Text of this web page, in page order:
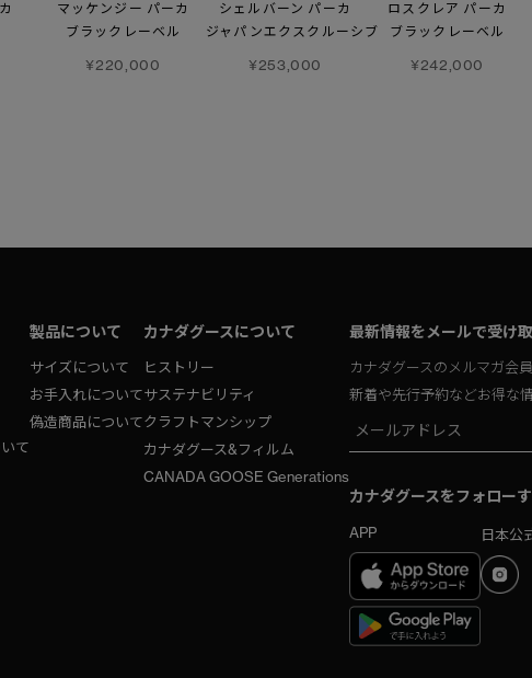
マッケンジー パーカ
ブラックレーベル
¥220,000
シェルバーン パーカ
ジャパンエクスクルーシブ
¥253,000
ロスクレア パーカ
ブラックレーベル
¥242,000
て
製品について
サイズについて
お手入れについて
偽造商品について
カナダグースについて
ヒストリー
サステナビリティ
クラフトマンシップ
カナダグース&フィルム
CANADA GOOSE Generations
最新情報をメールで受け
カナダグースのメルマガ会
新着や先行予約などお得な
カナダグースをフォロー
APP 日本公